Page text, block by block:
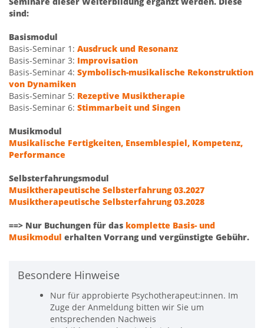
sind:
Basismodul
Basis-Seminar 1: Ausdruck und Resonanz
Basis-Seminar 3: Improvisation
Basis-Seminar 4: Symbolisch-musikalische Rekonstruktion
von Dynamiken
Basis-Seminar 5: Rezeptive Musiktherapie
Basis-Seminar 6: Stimmarbeit und Singen
Musikmodul
Musikalische Fertigkeiten, Ensemblespiel, Kompetenz,
Performance
Selbsterfahrungsmodul
Musiktherapeutische Selbsterfahrung 03.2027
Musiktherapeutische Selbsterfahrung 03.2028
==> Nur Buchungen für das komplette Basis- und
Musikmodul erhalten Vorrang und vergünstigte Gebühr.
Besondere Hinweise
Nur für approbierte Psychotherapeut:innen. Im
Zuge der Anmeldung bitten wir Sie um
entsprechenden Nachweis